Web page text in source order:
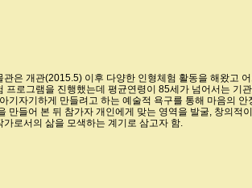
관은 개관(2015.5) 이후 다양한 인형체험 활동을 해왔고
프로그램을 진행했는데 평균연령이 85세가 넘어서는 기
기자기하게 만들려고 하는 예술적 욕구를 통해 마음의
만들어 본 뒤 참가자 개인에게 맞는 영역을 발굴, 창의적
가로서의 삶을 모색하는 계기로 삼고자 함.